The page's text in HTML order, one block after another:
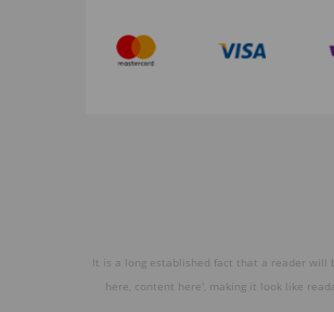
It is a long established fact that a reader will
here, content here', making it look like